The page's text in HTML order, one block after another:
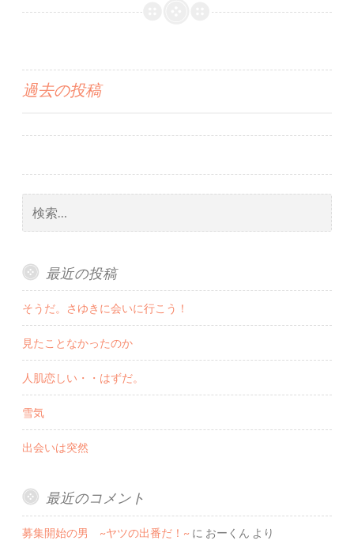
て
し
投
稿
ナ
ビ
ゲ
ー
シ
ョ
ン
過去の投稿
索:
最近の投稿
そうだ。さゆきに会いに行こう！
見たことなかったのか
人肌恋しい・・はずだ。
雪気
出会いは突然
最近のコメント
募集開始の男 ~ヤツの出番だ！~ に おーくん より